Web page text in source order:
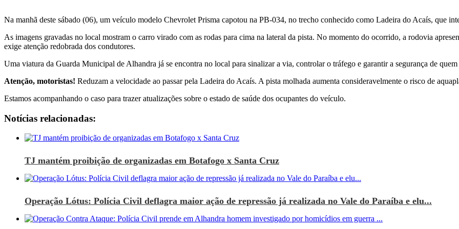
Na manhã deste sábado (06), um veículo modelo Chevrolet Prisma capotou na PB-034, no trecho conhecido como Ladeira do Acaís, que
​As imagens gravadas no local mostram o carro virado com as rodas para cima na lateral da pista. No momento do ocorrido, a rodovia
exige atenção redobrada dos condutores.
​Uma viatura da Guarda Municipal de Alhandra já se encontra no local para sinalizar a via, controlar o tráfego e garantir a segurança de
Atenção, motoristas! Reduzam a velocidade ao passar pela Ladeira do Acaís. A pista molhada aumenta consideravelmente o risco de
​Estamos acompanhando o caso para trazer atualizações sobre o estado de saúde dos ocupantes do veículo.
Notícias relacionadas:
TJ mantém proibição de organizadas em Botafogo x Santa Cruz
Operação Lótus: Polícia Civil deflagra maior ação de repressão já realizada no Vale do Paraíba e elu...